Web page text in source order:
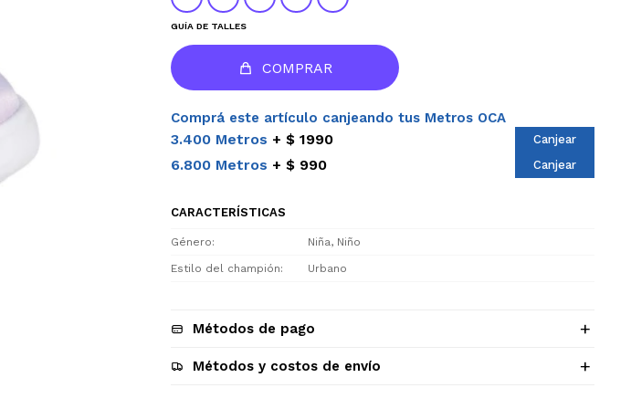
GUÍA DE TALLES
COMPRAR
Comprá este artículo canjeando tus Metros OCA
3.400 Metros $ 1990 Canjear
6.800 Metros $ 990 Canjear
CARACTERÍSTICAS
Género Niña, Niño
Estilo del champión Urbano
Métodos de pago
Métodos y costos de envío